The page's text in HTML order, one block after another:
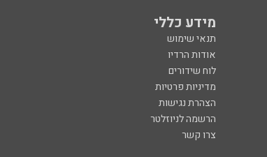
מידע כללי
תנאי שימוש
אודות הרדיו
לוח שידורים
מדיניות פרטיות
הצהרת נגישות
הרשמה לניוזלטר
צרו קשר